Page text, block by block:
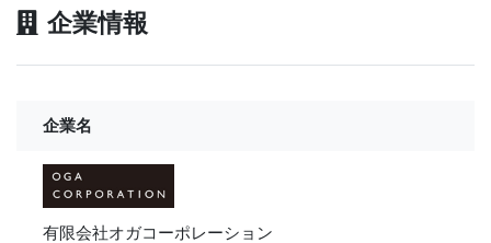
企業情報
企業名
有限会社オガコーポレーション